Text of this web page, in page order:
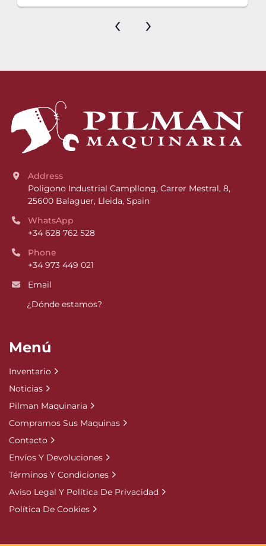
‹ ›
Address
Poligono Industrial Campllong, Carrer Mestral, 8,
25600 Balaguer, Lleida, Spain
WhatsApp
+34 628 762 528
Phone
+34 973 449 021
Email
¿Dónde estamos?
Menú
Inventario
Noticias
Pilman Maquinaria
Compramos Sus Maquinas
Contacto
Envíos Y Devoluciones
Términos Y Condiciones
Aviso Legal Y Política De Privacidad
Política De Cookies